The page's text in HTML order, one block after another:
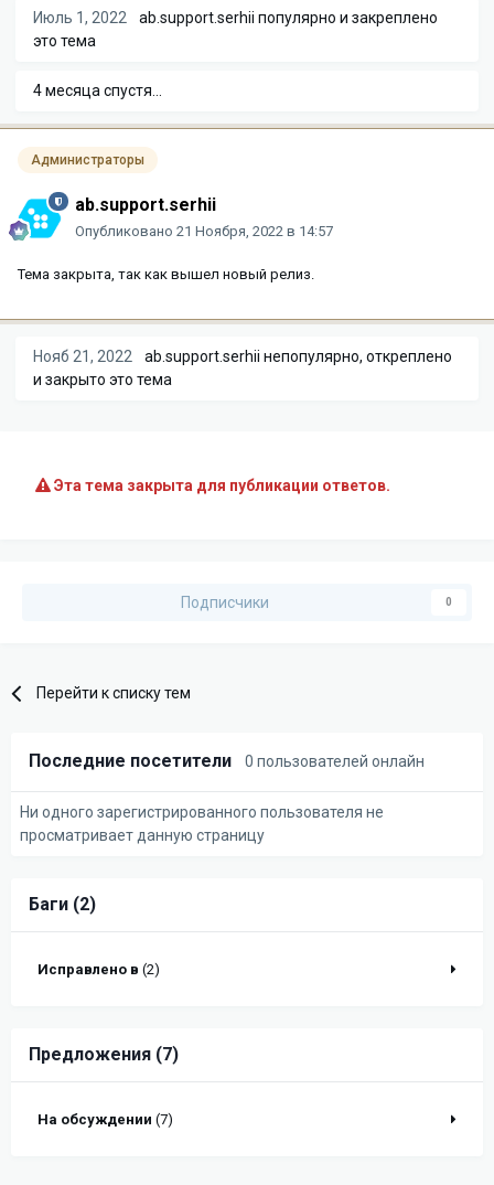
Июль 1, 2022 ab.support.serhii популярно и закреплено
это тема
4 месяца спустя...
Администраторы
ab.support.serhii
Опубликовано 21 Ноября, 2022 в 14:57
Тема закрыта, так как вышел новый релиз.
Нояб 21, 2022 ab.support.serhii непопулярно, откреплено
и закрыто это тема
Эта тема закрыта для публикации ответов.
Подписчики 0
Перейти к списку тем
Последние посетители 0 пользователей онлайн
Ни одного зарегистрированного пользователя не
просматривает данную страницу
Баги (2)
Исправлено в (2)
Предложения (7)
На обсуждении (7)